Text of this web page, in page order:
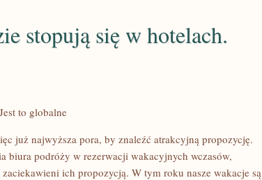
stopują się w hotelach.
to globalne
już najwyższa pora, by znaleźć atrakcyjną propozycję.
biura podróży w rezerwacji wakacyjnych wczasów,
ich propozycją. W tym roku nasze wakacje są